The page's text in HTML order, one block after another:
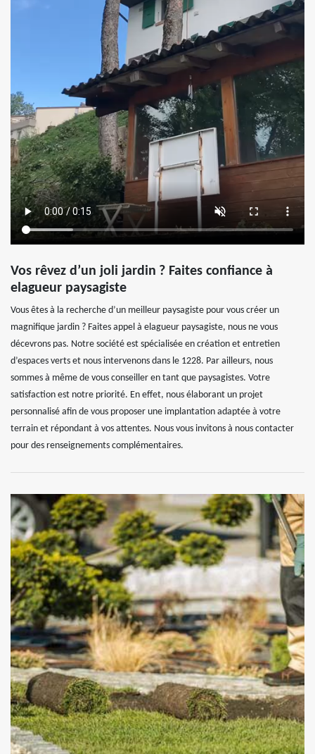
Vos rêvez d’un joli jardin ? Faites confiance à
elagueur paysagiste
Vous êtes à la recherche d’un meilleur paysagiste pour vous créer un
magnifique jardin ? Faites appel à elagueur paysagiste, nous ne vous
décevrons pas. Notre société est spécialisée en création et entretien
d’espaces verts et nous intervenons dans le 1228. Par ailleurs, nous
sommes à même de vous conseiller en tant que paysagistes. Votre
satisfaction est notre priorité. En effet, nous élaborant un projet
personnalisé afin de vous proposer une implantation adaptée à votre
terrain et répondant à vos attentes. Nous vous invitons à nous contacter
pour des renseignements complémentaires.